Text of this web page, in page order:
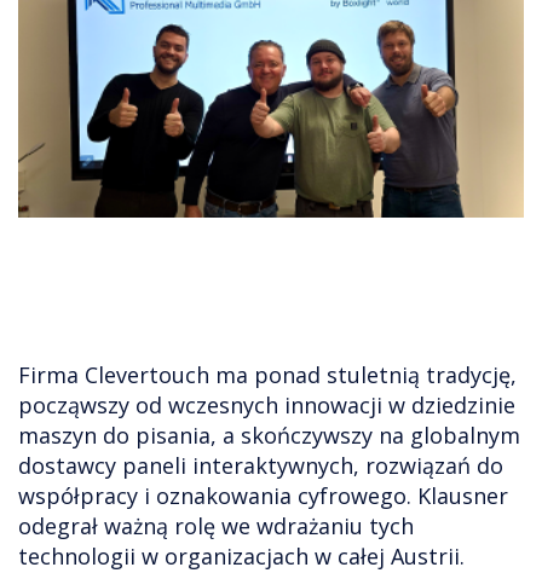
Firma Clevertouch ma ponad stuletnią tradycję,
począwszy od wczesnych innowacji w dziedzinie
maszyn do pisania, a skończywszy na globalnym
dostawcy paneli interaktywnych, rozwiązań do
współpracy i oznakowania cyfrowego. Klausner
odegrał ważną rolę we wdrażaniu tych
technologii w organizacjach w całej Austrii.